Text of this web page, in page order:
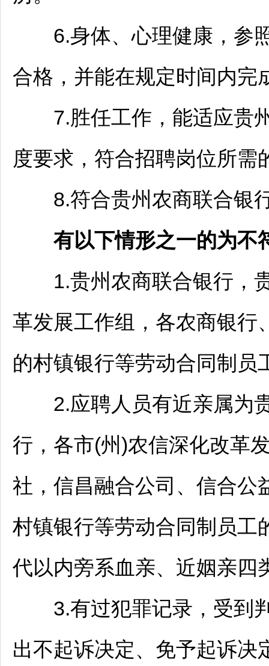
6.身体、心理健康，参
合格，并能在规定时间内完
7.胜任工作，能适应贵州
度要求，符合招聘岗位所需
8.符合贵州农商联合银
有以下情形之一的为不
1.贵州农商联合银行，
革发展工作组，各农商银行
的村镇银行等劳动合同制员
2.应聘人员有近亲属为
行，各市(州)农信深化改革
社，信昌融合公司、信合公
村镇银行等劳动合同制员工
代以内旁系血亲、近姻亲四
3.有过犯罪记录，受到判
出不起诉决定、免予起诉决